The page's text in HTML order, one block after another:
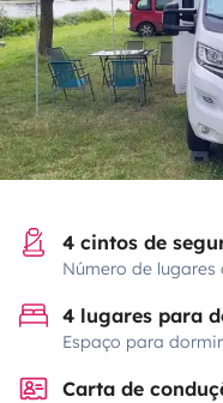
4 cintos de
Número de
4 lugares para
Espaço para
Carta de